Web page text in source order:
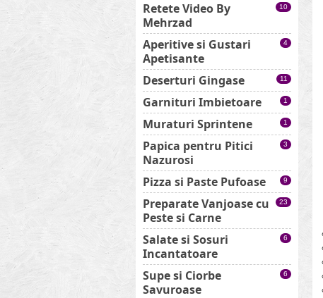
Retete Video By
Mehrzad
10
Aperitive si Gustari
Apetisante
4
Deserturi Gingase 11
Garnituri Imbietoare 1
Muraturi Sprintene 1
Papica pentru Pitici
Nazurosi
3
Pizza si Paste Pufoase 9
Preparate Vanjoase cu
Peste si Carne
23
Salate si Sosuri
Incantatoare
6
Supe si Ciorbe
Savuroase
6